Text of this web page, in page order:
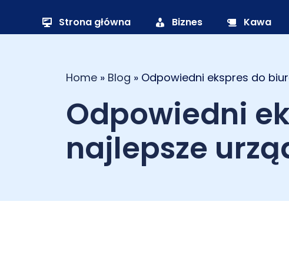
Strona główna Biznes Kawa
Home » Blog » Odpowiedni ekspres do
Odpowiedni
najlepsze